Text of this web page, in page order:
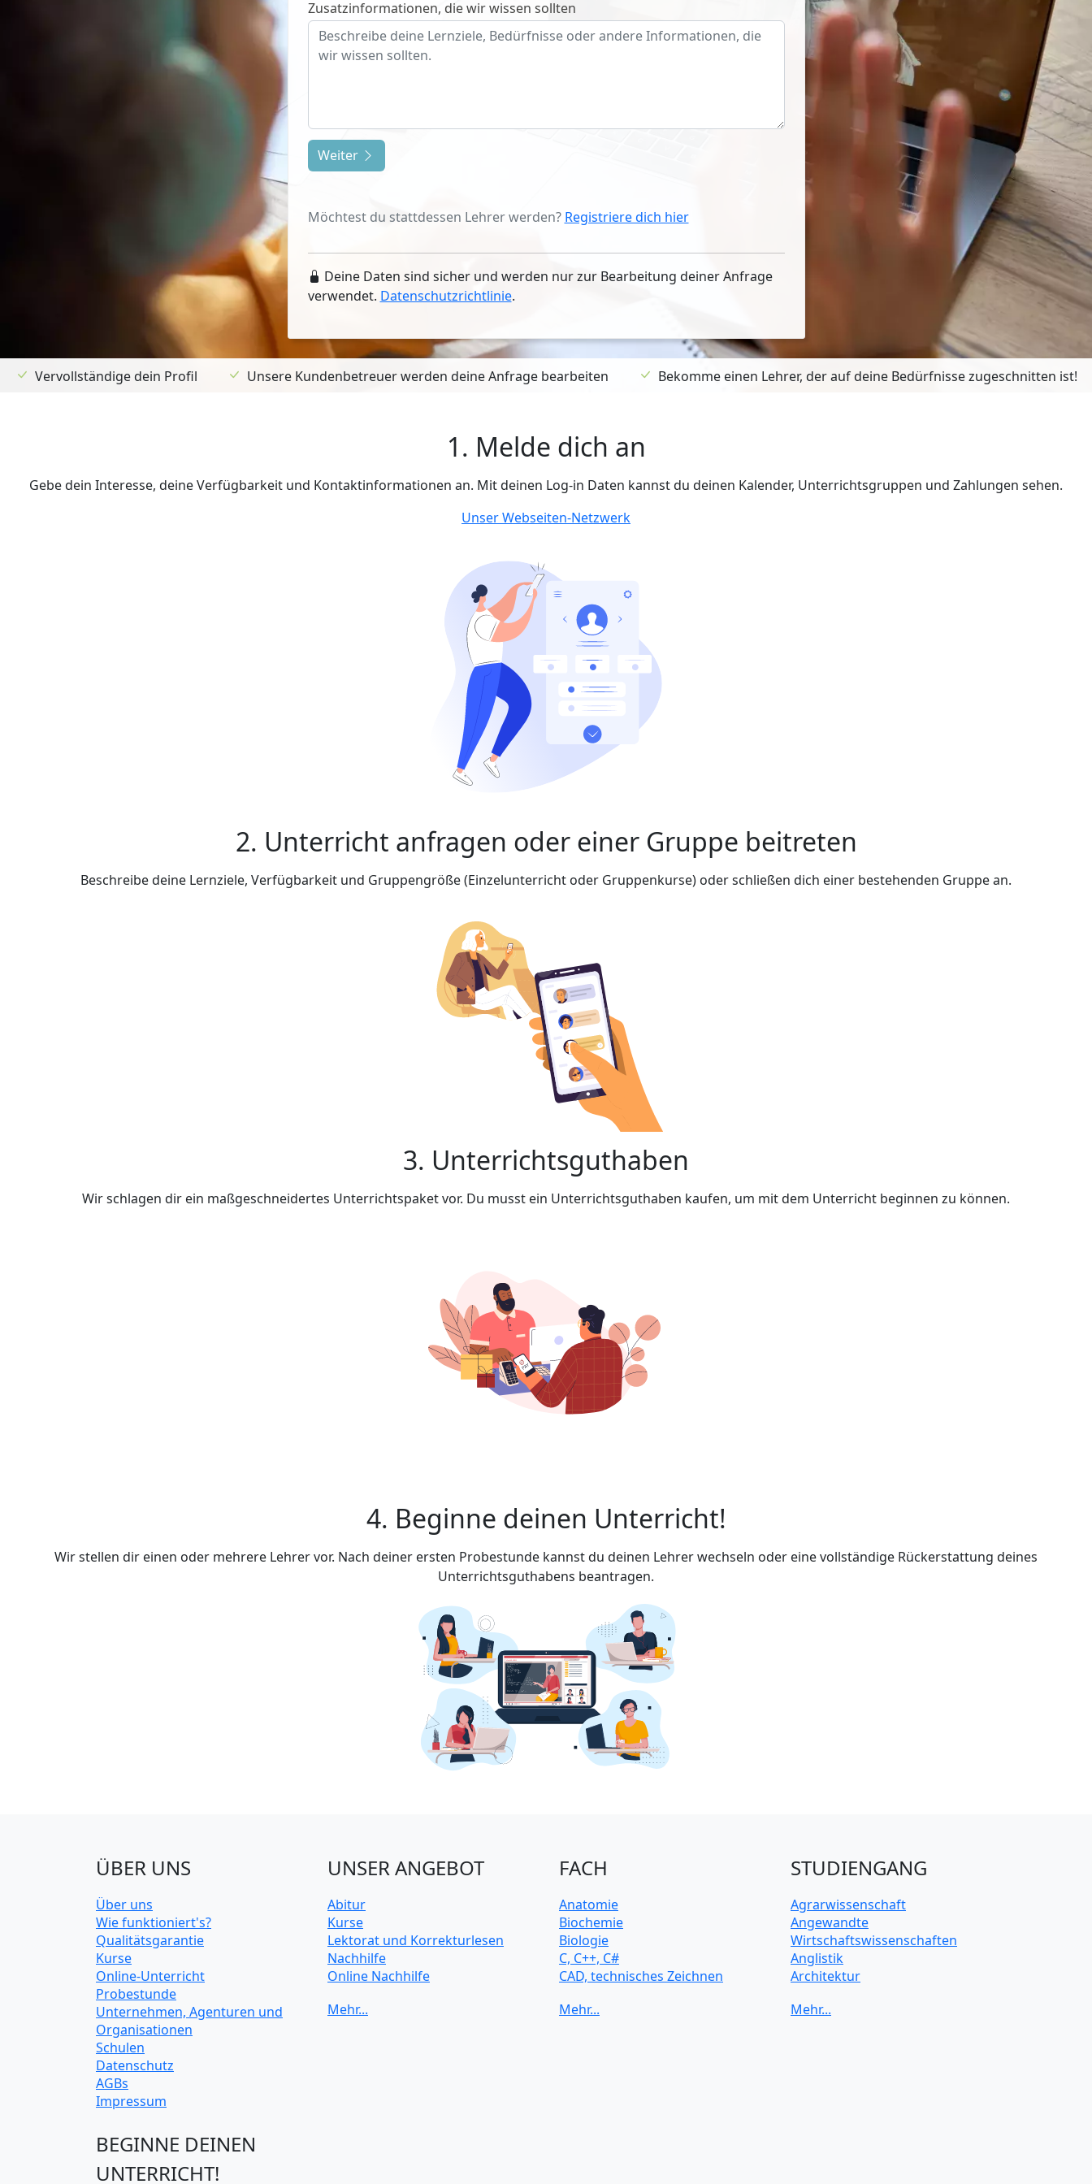
Zusatzinformationen, die wir wissen sollten
Weiter
Möchtest du stattdessen Lehrer werden? Registriere dich hier
Deine Daten sind sicher und werden nur zur Bearbeitung deiner Anfrage
verwendet. Datenschutzrichtlinie.
Vervollständige dein Profil Unsere Kundenbetreuer werden deine Anfrage bearbeiten Bekomme einen Lehrer, der auf deine Bedürfnisse zugeschnitten ist!
1. Melde dich an
Gebe dein Interesse, deine Verfügbarkeit und Kontaktinformationen an. Mit deinen Log-in Daten kannst du deinen Kalender, Unterrichtsgruppen und Zahlungen sehen.
Unser Webseiten-Netzwerk
2. Unterricht anfragen oder einer Gruppe beitreten
Beschreibe deine Lernziele, Verfügbarkeit und Gruppengröße (Einzelunterricht oder Gruppenkurse) oder schließen dich einer bestehenden Gruppe an.
3. Unterrichtsguthaben
Wir schlagen dir ein maßgeschneidertes Unterrichtspaket vor. Du musst ein Unterrichtsguthaben kaufen, um mit dem Unterricht beginnen zu können.
4. Beginne deinen Unterricht!
Wir stellen dir einen oder mehrere Lehrer vor. Nach deiner ersten Probestunde kannst du deinen Lehrer wechseln oder eine vollständige Rückerstattung deines
Unterrichtsguthabens beantragen.
ÜBER UNS
Über uns
Wie funktioniert's?
Qualitätsgarantie
Kurse
Online-Unterricht
Probestunde
Unternehmen, Agenturen und
Organisationen
Schulen
Datenschutz
AGBs
Impressum
BEGINNE DEINEN
UNTERRICHT!
UNSER ANGEBOT
Abitur
Kurse
Lektorat und Korrekturlesen
Nachhilfe
Online Nachhilfe
FACH
Anatomie
Biochemie
Biologie
C, C++, C#
CAD, technisches Zeichnen
Computerarchitektur
STUDIENGANG
Agrarwissenschaft
Angewandte
Wirtschaftswissenschaften
Anglistik
Architektur
Betriebswirtschaft BWL